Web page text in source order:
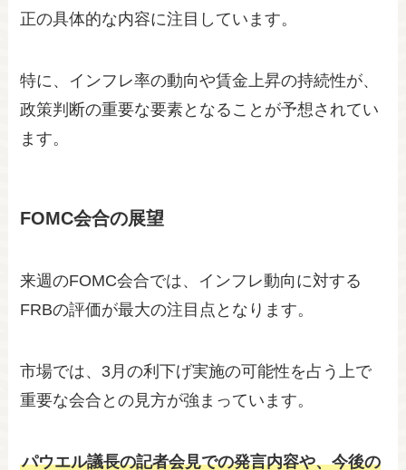
正の具体的な内容に注目しています。
特に、インフレ率の動向や賃金上昇の持続性が、
政策判断の重要な要素となることが予想されてい
ます。
FOMC会合の展望
来週のFOMC会合では、インフレ動向に対する
FRBの評価が最大の注目点となります。
市場では、3月の利下げ実施の可能性を占う上で
重要な会合との見方が強まっています。
パウエル議長の記者会見での発言内容や、今後の